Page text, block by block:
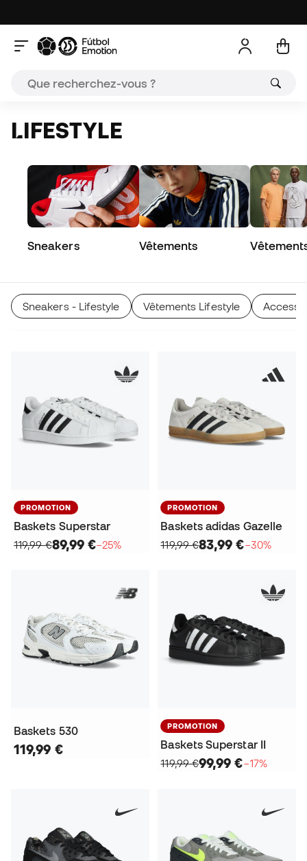
LIFESTYLE
Sneakers Vêtements
Sneakers - Lifestyle Vêtements Lifestyle
PROMOTION
Baskets Superstar
119,99 €89,99 €−25%
PROMOTION
Baskets adidas Gazelle
119,99 €83,99 €−30%
Baskets 530
119,99 €
PROMOTION
Baskets Superstar II
119,99 €99,99 €−17%